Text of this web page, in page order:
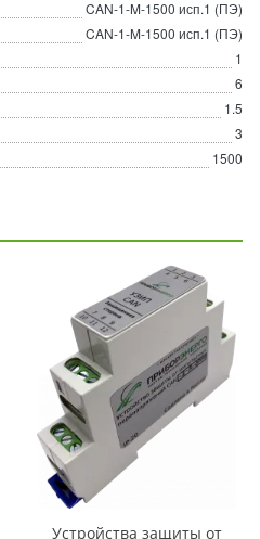
CAN-1-M-1500 исп.1 (ПЭ)
CAN-1-M-1500 исп.1 (ПЭ)
1
6
1.5
3
1500
Устройства защиты от